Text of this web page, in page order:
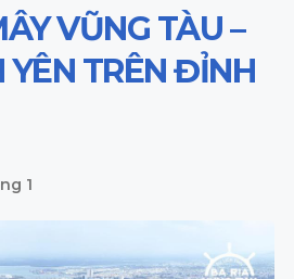
VŨNG TÀU –
YÊN TRÊN ĐỈNH
1